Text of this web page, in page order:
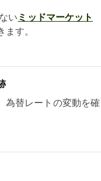
い ミッドマーケット
す。
為替レートの変動を確